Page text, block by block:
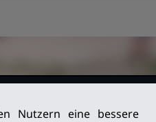
Nutzern eine bessere